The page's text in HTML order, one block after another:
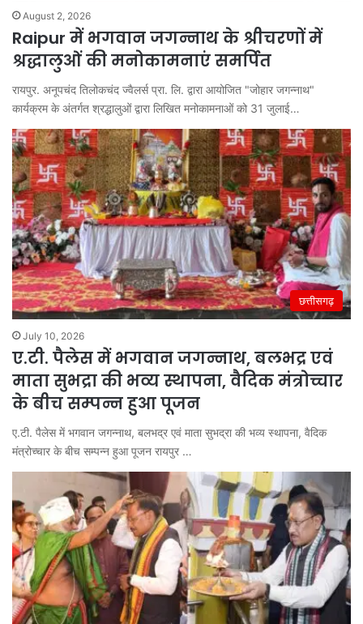
August 2, 2026
Raipur में भगवान जगन्नाथ के श्रीचरणों में
श्रद्धालुओं की मनोकामनाएं समर्पित
रायपुर. अनूपचंद तिलोकचंद ज्वैलर्स प्रा. लि. द्वारा आयोजित "जोहार जगन्नाथ"
कार्यक्रम के अंतर्गत श्रद्धालुओं द्वारा लिखित मनोकामनाओं को 31 जुलाई…
छत्तीसगढ़
July 10, 2026
ए.टी. पैलेस में भगवान जगन्नाथ, बलभद्र एवं
माता सुभद्रा की भव्य स्थापना, वैदिक मंत्रोच्चार
के बीच सम्पन्न हुआ पूजन
ए.टी. पैलेस में भगवान जगन्नाथ, बलभद्र एवं माता सुभद्रा की भव्य स्थापना, वैदिक
मंत्रोच्चार के बीच सम्पन्न हुआ पूजन रायपुर …